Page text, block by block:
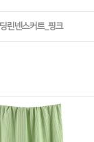
린넨스커트_핑크